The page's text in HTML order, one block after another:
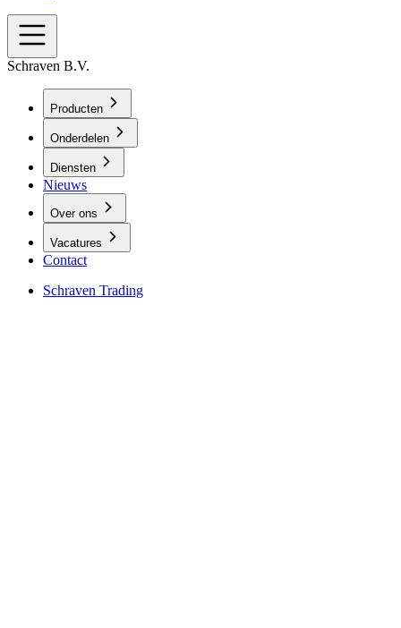
Schraven B.V.
Producten
Onderdelen
Diensten
Nieuws
Over ons
Vacatures
Contact
Schraven Trading